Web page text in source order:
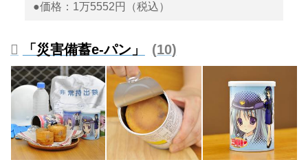
●価格：1万5552円（税込）
「災害備蓄e-パン」 10